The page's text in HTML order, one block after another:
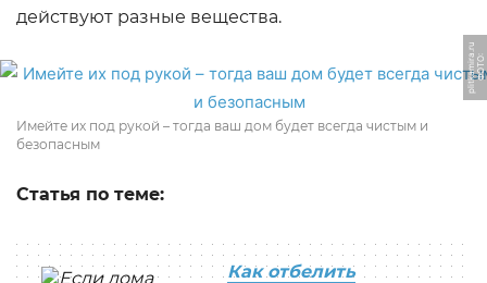
действуют разные вещества.
Ф
О
Т
О:
pli
t
k
a
mi
r
a.
r
u
Имейте их под рукой – тогда ваш дом будет всегда чистым и
безопасным
Статья по теме:
Как отбелить